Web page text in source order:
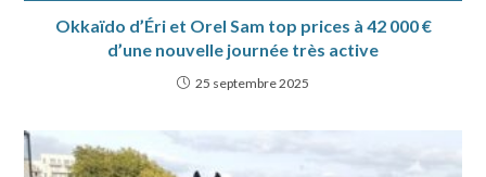
Okkaïdo d’Éri et Orel Sam top prices à 42 000 €
d’une nouvelle journée très active
25 septembre 2025